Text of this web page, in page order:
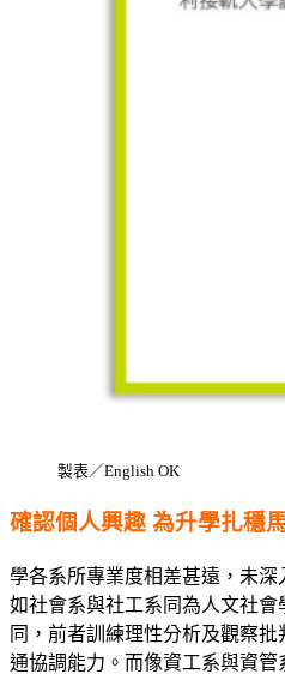
製表／English OK
確認個人興趣 為升學扎穩
學各系所專業度相差甚遠，未深
如社會系與社工系同為人文社
同，前者訓練理性分析及觀察
通協調能力。而像資工系與資